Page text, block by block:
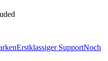
Erstklassiger SupportNoch